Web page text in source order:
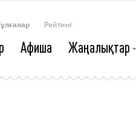
Рейтинг
Афиша Жаңалықтар